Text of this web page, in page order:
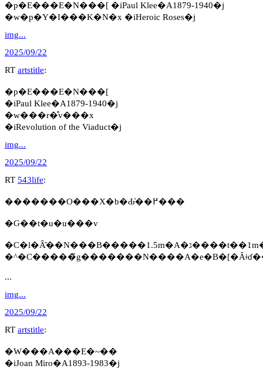
�p�E���E�N���[ �iPaul Klee�A1879-1940�j
�w�p�Y�I���K�N�x �iHeroic Roses�j
img...
2025/09/22
RT artstitle:
�p�E���E�N���[
�iPaul Klee�A1879-1940�j
�w���r�̊v���x
�iRevolution of the Viaduct�j
img...
2025/09/22
RT 543life:
�������O���X�b�Ԃ̓��߂���
�Ԍ��t�u�u���v
...
img...
2025/09/22
RT artstitle:
�W���A���E�~��
�iJoan Miro�A1893-1983�j